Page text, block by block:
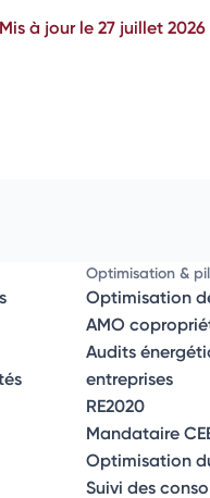
Mis à jour le 27 juillet 2026
Optimisation &
Optimisation
AMO
Audits
entreprises
RE2020
Mandataire
Optimisation
Suivi des